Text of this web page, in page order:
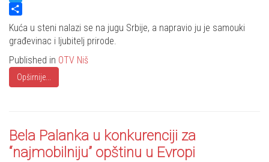
Twitter
Share
Kuća u steni nalazi se na jugu Srbije, a napravio ju je samouki
građevinac i ljubitelj prirode.
Published in OTV Niš
Opširnije...
Bela Palanka u konkurenciji za
“najmobilniju” opštinu u Evropi